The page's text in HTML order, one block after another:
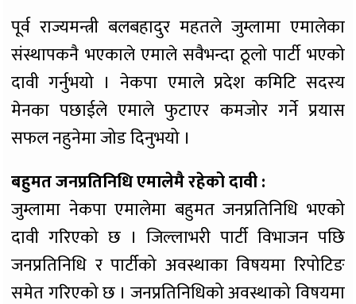
पूर्व राज्यमन्त्री बलबहादुर महतले जुम्लामा एमालेका
संस्थापकनै भएकाले एमाले सवैभन्दा ठूलो पार्टी भएको
दावी गर्नुभयो । नेकपा एमाले प्रदेश कमिटि सदस्य
मेनका पछाईले एमाले फुटाएर कमजोर गर्ने प्रयास
सफल नहुनेमा जोड दिनुभयो ।
बहुमत जनप्रतिनिधि एमालेमै रहेको दावी :
जुम्लामा नेकपा एमालेमा बहुमत जनप्रतिनिधि भएको
दावी गरिएको छ । जिल्लाभरी पार्टी विभाजन पछि
जनप्रतिनिधि र पार्टीको अवस्थाका विषयमा रिपोटिङ
समेत गरिएको छ । जनप्रतिनिधिको अवस्थाको विषयमा